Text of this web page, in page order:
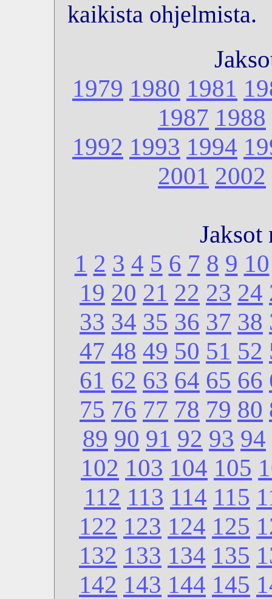
kaikista ohjelmista.
1979 1980 1981
1987 1988
1992 1993 1994
2001 2002
Jaksot
1 2 3 4 5 6 7 8 9 10
19 20 21 22 23 24
33 34 35 36 37 38
47 48 49 50 51 52
61 62 63 64 65 66
75 76 77 78 79 80
89 90 91 92 93 94
102 103 104 105
112 113 114 115
122 123 124 125
132 133 134 135
142 143 144 145